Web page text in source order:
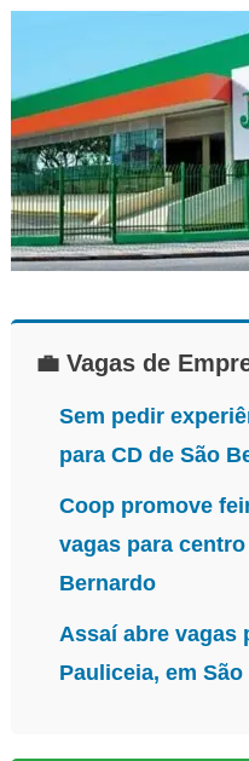
joanin
💼 Vagas de
Sem pedir
para CD de São
Coop promove
vagas para
Bernardo
Assaí abre vagas
Pauliceia, em